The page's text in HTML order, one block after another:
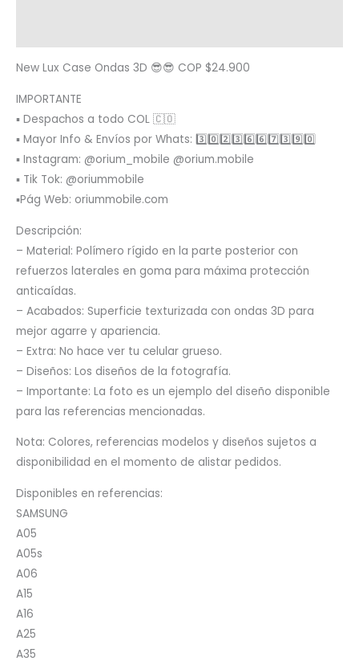
New Lux Case Ondas 3D 😎😎 COP $24.900
IMPORTANTE
▪️ Despachos a todo COL 🇨🇴
▪️ Mayor Info & Envíos por Whats: 3️⃣0️⃣2️⃣3️⃣6️⃣6️⃣7️⃣3️⃣9️⃣0️⃣
▪️ Instagram: @orium_mobile @orium.mobile
▪️ Tik Tok: @oriummobile
▪️Pág Web: oriummobile.com
Descripción:
– Material: Polímero rígido en la parte posterior con
refuerzos laterales en goma para máxima protección
anticaídas.
– Acabados: Superficie texturizada con ondas 3D para
mejor agarre y apariencia.
– Extra: No hace ver tu celular grueso.
– Diseños: Los diseños de la fotografía.
– Importante: La foto es un ejemplo del diseño disponible
para las referencias mencionadas.
Nota: Colores, referencias modelos y diseños sujetos a
disponibilidad en el momento de alistar pedidos.
Disponibles en referencias:
SAMSUNG
A05
A05s
A06
A15
A16
A25
A35